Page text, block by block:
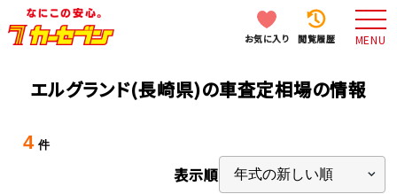
お気に入り 閲覧履歴 MENU
エルグランド(長崎県)の車査定相場の情報
4 件
表示順